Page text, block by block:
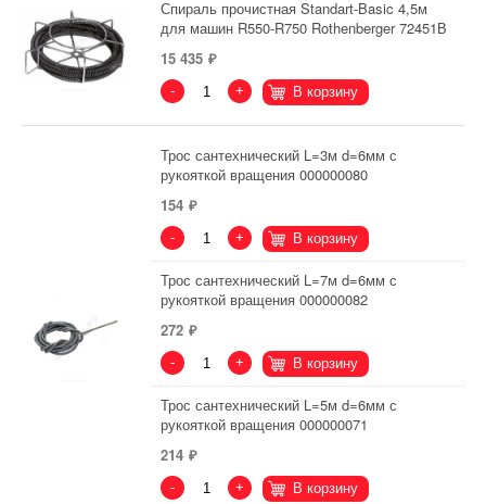
Спираль прочистная Standart-Basic 4,5м
для машин R550-R750 Rothenberger 72451В
15 435
- + В корзину
Трос сантехнический L=3м d=6мм с
рукояткой вращения 000000080
154
- + В корзину
Трос сантехнический L=7м d=6мм с
рукояткой вращения 000000082
272
- + В корзину
Трос сантехнический L=5м d=6мм с
рукояткой вращения 000000071
214
- + В корзину